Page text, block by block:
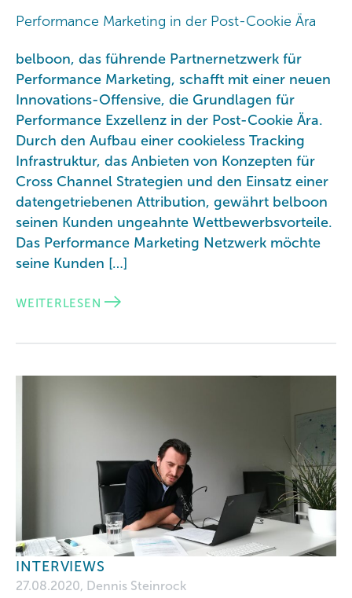
Performance Marketing in der Post-Cookie Ära
belboon, das führende Partnernetzwerk für
Performance Marketing, schafft mit einer neuen
Innovations-Offensive, die Grundlagen für
Performance Exzellenz in der Post-Cookie Ära.
Durch den Aufbau einer cookieless Tracking
Infrastruktur, das Anbieten von Konzepten für
Cross Channel Strategien und den Einsatz einer
datengetriebenen Attribution, gewährt belboon
seinen Kunden ungeahnte Wettbewerbsvorteile.
Das Performance Marketing Netzwerk möchte
seine Kunden […]
WEITERLESEN
INTERVIEWS
27.08.2020, Dennis Steinrock